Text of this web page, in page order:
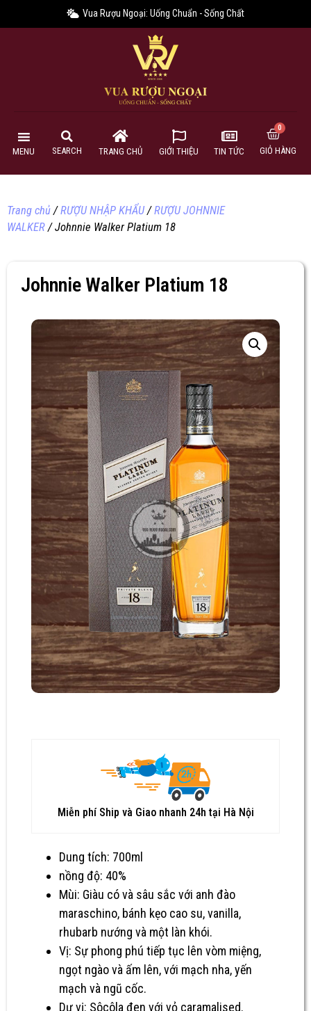
Vua Rượu Ngoại: Uống Chuẩn - Sống Chất
MENU SEARCH TRANG CHỦ GIỚI THIỆU TIN TỨC GIỎ HÀNG
Trang chủ/RƯỢU NHẬP KHẨU/RƯỢU JOHNNIE
WALKER/ Johnnie Walker Platium 18
Johnnie Walker Platium 18
Miễn phí Ship và Giao nhanh 24h tại Hà Nội
Dung tích: 700ml
nồng độ: 40%
Mùi: Giàu có và sâu sắc với anh đào
maraschino, bánh kẹo cao su, vanilla,
rhubarb nướng và một làn khói.
Vị: Sự phong phú tiếp tục lên vòm miệng,
ngọt ngào và ấm lên, với mạch nha, yến
mạch và ngũ cốc.
Dư vị: Sôcôla đen với vỏ caramalised.